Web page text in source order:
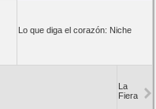
Lo que diga el corazón: Niche
La
Fiera